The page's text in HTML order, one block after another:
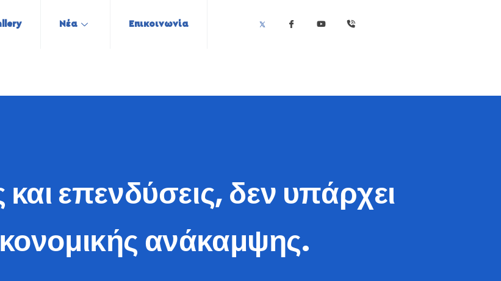
Νέα Επικοινωνία
επενδύσεις, δεν υπάρχει
ανάκαμψης.